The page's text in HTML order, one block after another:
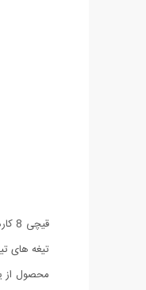
محصول از